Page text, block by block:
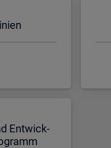
Ent­wick­